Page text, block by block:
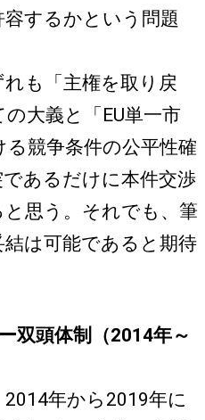
するかという問題
も「主権を取り戻
大義と「EU単一市
競争条件の公平性確
あるだけに本件交渉
思う。それでも、筆
結は可能であると期待
双頭体制（2014年～
年から2019年に